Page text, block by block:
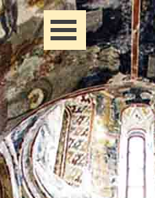
Перейти к контенту
Пропустить меню